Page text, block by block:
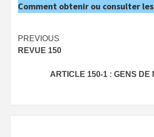
Comment obtenir ou consulter
Post
navigation
PREVIOUS
REVUE 150
ARTICLE 150-1 : GENS DE